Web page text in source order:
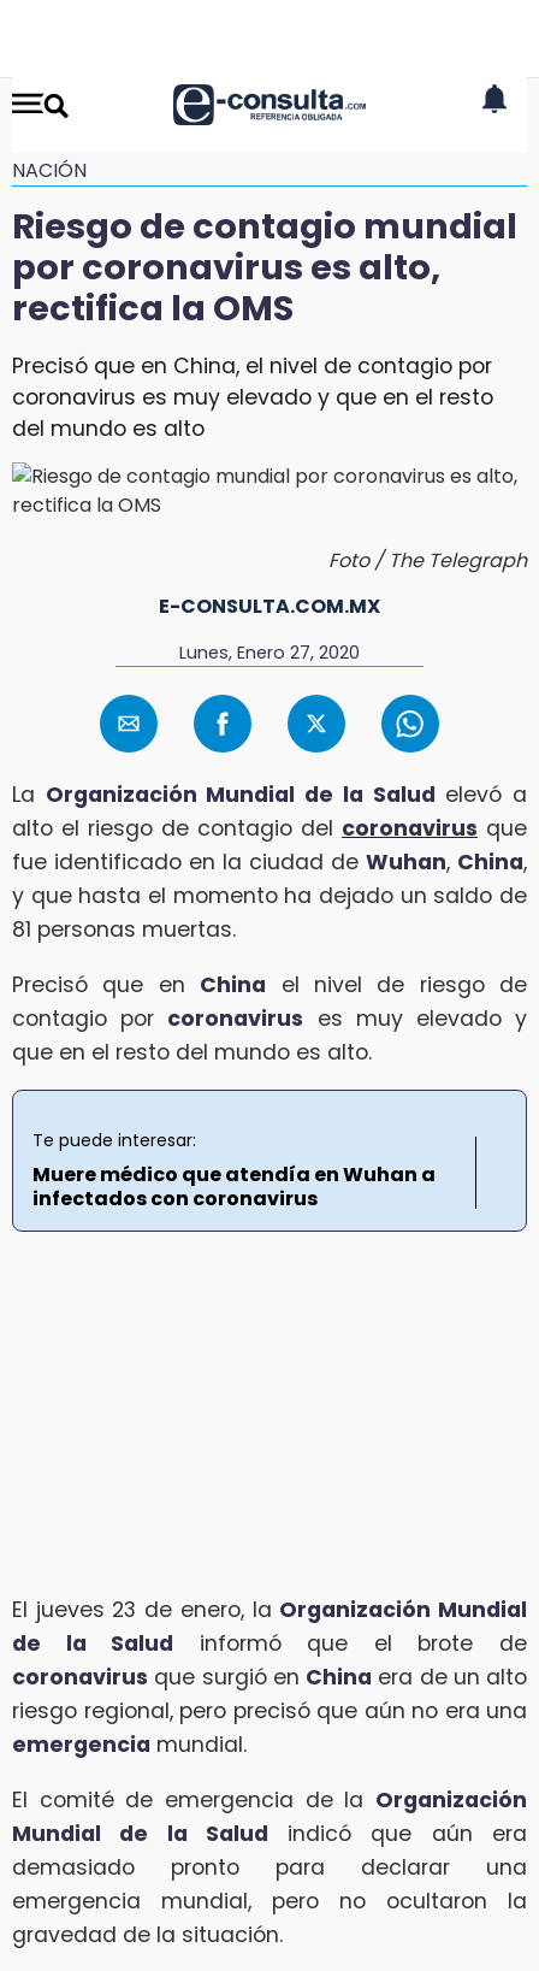
NACIÓN
Riesgo de contagio mundial
por coronavirus es alto,
rectifica la OMS
Precisó que en China, el nivel de contagio por
coronavirus es muy elevado y que en el resto
del mundo es alto
Foto / The Telegraph
E-CONSULTA.COM.MX
Lunes, Enero 27, 2020
La Organización Mundial de la Salud elevó a
alto el riesgo de contagio del coronavirus que
fue identificado en la ciudad de Wuhan, China,
y que hasta el momento ha dejado un saldo de
81 personas muertas.
Precisó que en China el nivel de riesgo de
contagio por coronavirus es muy elevado y
que en el resto del mundo es alto.
Te puede interesar:
Muere médico que atendía en Wuhan a
infectados con coronavirus
El jueves 23 de enero, la Organización Mundial
de la Salud informó que el brote de
coronavirus que surgió en China era de un alto
riesgo regional, pero precisó que aún no era una
emergencia mundial.
El comité de emergencia de la Organización
Mundial de la Salud indicó que aún era
demasiado pronto para declarar una
emergencia mundial, pero no ocultaron la
gravedad de la situación.